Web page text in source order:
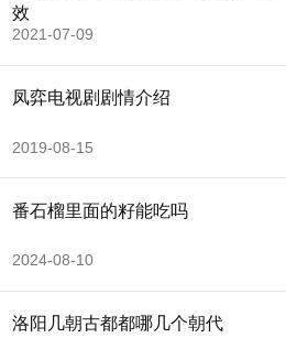
效
2021-07-09
凤弈电视剧剧情介绍
2019-08-15
番石榴里面的籽能吃吗
2024-08-10
洛阳几朝古都都哪几个朝代